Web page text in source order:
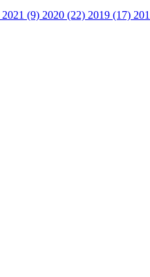
2021 (9) 2020 (22) 2019 (17)